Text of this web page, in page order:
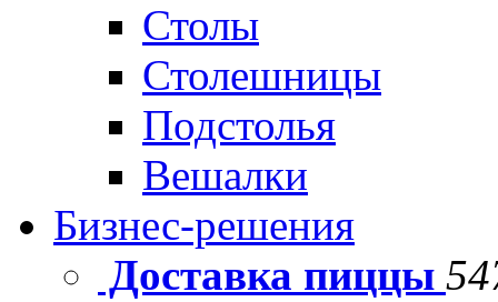
Столы
Столешницы
Подстолья
Вешалки
Бизнес-решения
Доставка пиццы